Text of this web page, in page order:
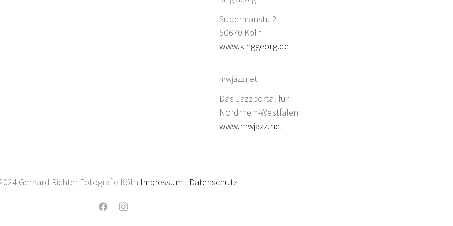
Sudermanstr. 2
50670 Köln
www.kinggeorg.de
nrwjazz.net
Das Jazzportal für
Nordrhein-Westfalen
www.nrwjazz.net
Gerhard Richter Fotografie Köln Impressum | Datenschutz
FacebookInstagram